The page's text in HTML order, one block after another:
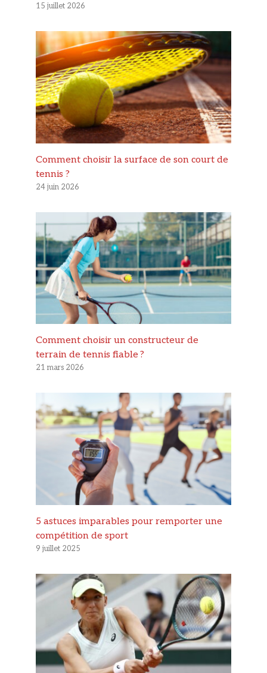
15 juillet 2026
Comment choisir la surface de son court de
tennis ?
24 juin 2026
Comment choisir un constructeur de
terrain de tennis fiable ?
21 mars 2026
5 astuces imparables pour remporter une
compétition de sport
9 juillet 2025